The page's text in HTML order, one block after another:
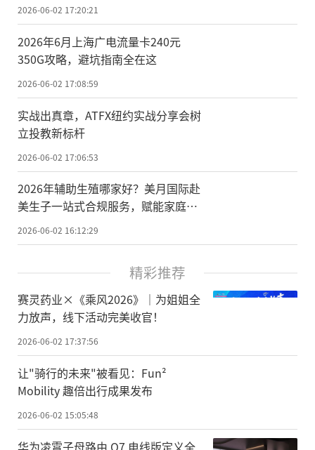
2026-06-02 17:20:21
2026年6月上海广电流量卡240元
350G攻略，避坑指南全在这
2026-06-02 17:08:59
实战出真章，ATFX纽约实战分享会树
立投教新标杆
2026-06-02 17:06:53
2026年辅助生殖哪家好？美月国际赴
美生子一站式合规服务，赋能家庭安
心圆梦
2026-06-02 16:12:29
精彩推荐
赛灵药业×《乘风2026》｜为姐姐全
力放声，线下活动完美收官！
2026-06-02 17:37:56
让"骑行的未来"被看见：Fun²
Mobility 趣倍出行成果发布
2026-06-02 15:05:48
华为凌霄子母路由 Q7 电线版定义全